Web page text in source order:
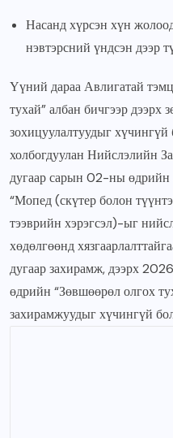
Насанд хүрсэн хүн
нэвтэрсний үндсэн дээр
Үүний дараа Авлигатай
тухай” албан бичгээр дээрх
зохицуулалтуудыг хүчингүй
холбогдуулан Нийслэлийн
дугаар сарын 02-ны
“Мопед (скүтер болон
тээврийн хэрэгсэл)-ыг
хөдөлгөөнд
дугаар захирамж, дээрх
өдрийн “Зөвшөөрөл олгох
захирамжуудыг хүчингүй